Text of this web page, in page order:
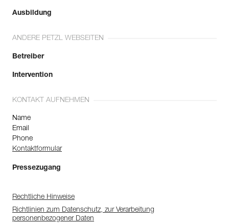
Ausbildung
ANDERE PETZL WEBSEITEN
Betreiber
Intervention
KONTAKT AUFNEHMEN
Name
Email
Phone
Kontaktformular
Pressezugang
Rechtliche Hinweise
Richtlinien zum Datenschutz, zur Verarbeitung
personenbezogener Daten